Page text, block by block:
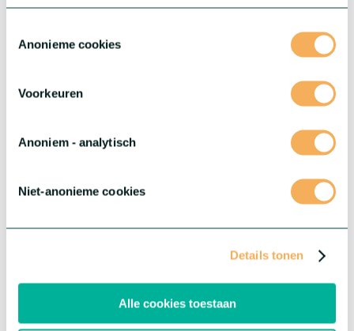
Anonieme cookies
Voorkeuren
Anoniem - analytisch
Niet-anonieme cookies
Details tonen
Alle cookies toestaan
De tuinprestaties van Salgoon
zijn werkelijk uitzonderlijk. Deze
serie biedt stevige en robuuste planten met veel stevige en
Meer over deze serie